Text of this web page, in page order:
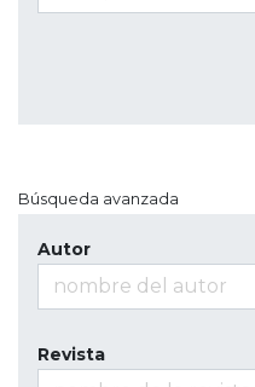
Búsqueda avanzada
Autor
Revista